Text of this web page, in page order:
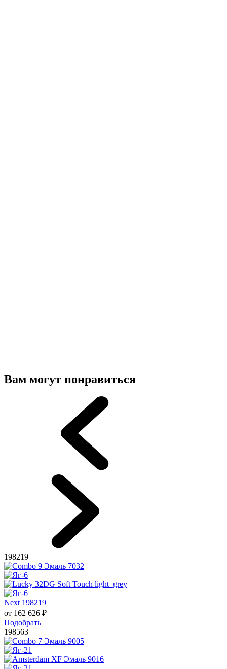
Вам могут понравиться
198219
Next 198219
от 162 626 ₽
Подобрать
198563